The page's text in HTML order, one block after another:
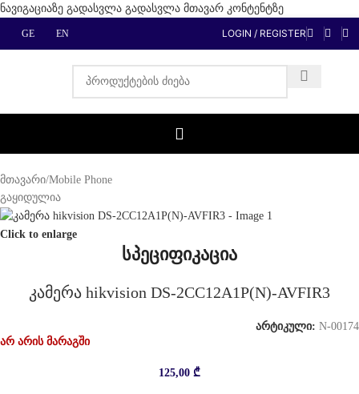
ნავიგაციაზე გადასვლა გადასვლა მთავარ კონტენტზე
GE EN LOGIN / REGISTER
მთავარი/Mobile Phone
გაყიდულია
Click to enlarge
სპეციფიკაცია
კამერა hikvision DS-2CC12A1P(N)-AVFIR3
არტიკული: N-00174
არ არის მარაგში
125,00 ₾